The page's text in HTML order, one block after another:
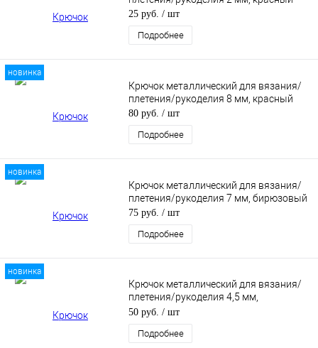
25 руб. / шт
Подробнее
новинка
Крючок металлический для вязания/
плетения/рукоделия 8 мм, красный
80 руб. / шт
Подробнее
новинка
Крючок металлический для вязания/
плетения/рукоделия 7 мм, бирюзовый
75 руб. / шт
Подробнее
новинка
Крючок металлический для вязания/
плетения/рукоделия 4,5 мм,
сиреневый
50 руб. / шт
Подробнее